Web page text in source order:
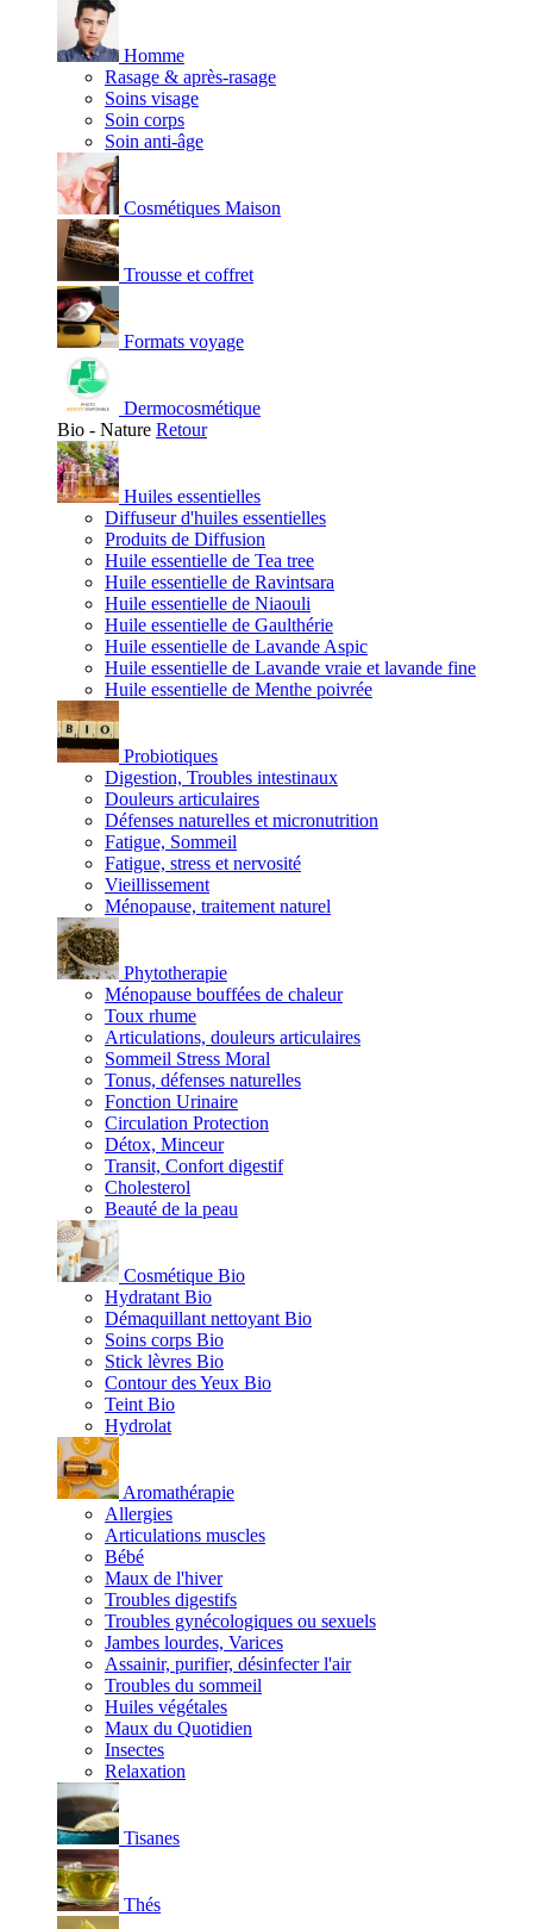
Homme
Rasage & après-rasage
Soins visage
Soin corps
Soin anti-âge
Cosmétiques Maison
Trousse et coffret
Formats voyage
Dermocosmétique
Bio - Nature Retour
Huiles essentielles
Diffuseur d'huiles essentielles
Produits de Diffusion
Huile essentielle de Tea tree
Huile essentielle de Ravintsara
Huile essentielle de Niaouli
Huile essentielle de Gaulthérie
Huile essentielle de Lavande Aspic
Huile essentielle de Lavande vraie et lavande fine
Huile essentielle de Menthe poivrée
Probiotiques
Digestion, Troubles intestinaux
Douleurs articulaires
Défenses naturelles et micronutrition
Fatigue, Sommeil
Fatigue, stress et nervosité
Vieillissement
Ménopause, traitement naturel
Phytotherapie
Ménopause bouffées de chaleur
Toux rhume
Articulations, douleurs articulaires
Sommeil Stress Moral
Tonus, défenses naturelles
Fonction Urinaire
Circulation Protection
Détox, Minceur
Transit, Confort digestif
Cholesterol
Beauté de la peau
Cosmétique Bio
Hydratant Bio
Démaquillant nettoyant Bio
Soins corps Bio
Stick lèvres Bio
Contour des Yeux Bio
Teint Bio
Hydrolat
Aromathérapie
Allergies
Articulations muscles
Bébé
Maux de l'hiver
Troubles digestifs
Troubles gynécologiques ou sexuels
Jambes lourdes, Varices
Assainir, purifier, désinfecter l'air
Troubles du sommeil
Huiles végétales
Maux du Quotidien
Insectes
Relaxation
Tisanes
Thés